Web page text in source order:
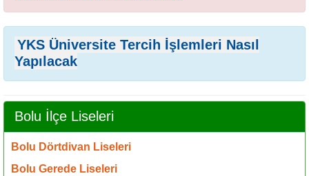
YKS Üniversite Tercih İşlemleri Nasıl
Yapılacak
Bolu İlçe Liseleri
Bolu Dörtdivan Liseleri
Bolu Gerede Liseleri